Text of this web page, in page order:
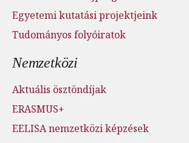
Egyetemi kutatási projektjeink
Tudományos folyóiratok
Nemzetközi
Aktuális ösztöndíjak
ERASMUS+
EELISA nemzetközi képzések